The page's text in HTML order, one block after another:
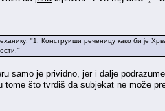
"1. Конструиши реченицу како би је
samo je prividno, jer i dalje
tome što tvrdiš da subjekat ne može